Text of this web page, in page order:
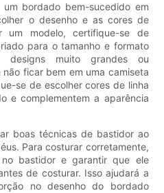
bordado bem-sucedido em
o desenho e as cores de
um modelo, certifique-se de
para o tamanho e formato
designs muito grandes ou
ficar bem em uma camiseta
se de escolher cores de linha
e complementem a aparência
boas técnicas de bastidor ao
Para costurar corretamente,
bastidor e garantir que ele
de costurar. Isso ajudará a
no desenho do bordado